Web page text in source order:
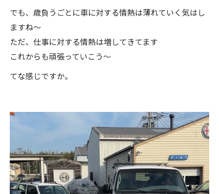
でも、歳負うごとに車に対する情熱は薄れていく気はし
ますね～
ただ、仕事に対する情熱は増してきてます
これからも頑張っていこう〜
てな感じですか。